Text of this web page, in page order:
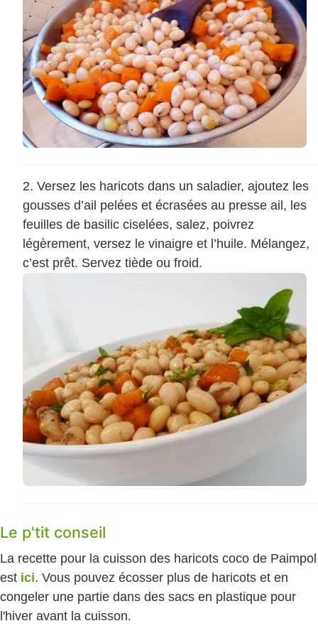
Versez les haricots dans un saladier, ajoutez les
gousses d’ail pelées et écrasées au presse ail, les
feuilles de basilic ciselées, salez, poivrez
légèrement, versez le vinaigre et l’huile. Mélangez,
c’est prêt. Servez tiède ou froid.
Le p'tit conseil
La recette pour la cuisson des haricots coco de Paimpol
est ici. Vous pouvez écosser plus de haricots et en
congeler une partie dans des sacs en plastique pour
l'hiver avant la cuisson.